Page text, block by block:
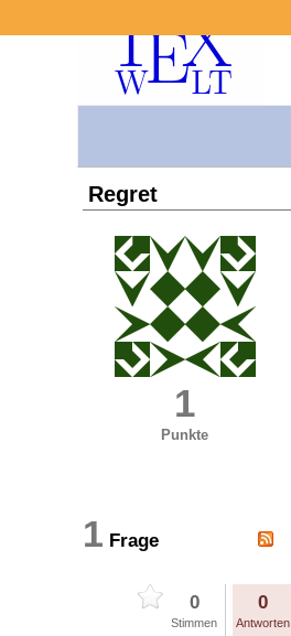
Regret
1
Punkte
1 Frage
0
Stimmen
0
Antworten